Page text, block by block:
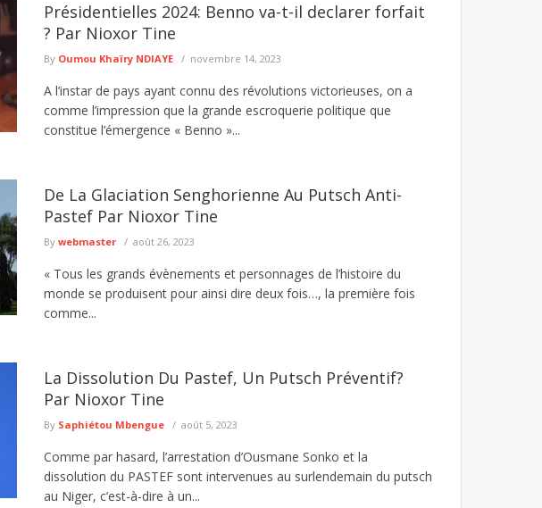
Présidentielles 2024: Benno va-t-il declarer forfait
? Par Nioxor Tine
By Oumou Khaïry NDIAYE novembre 14, 2023
A l’instar de pays ayant connu des révolutions victorieuses, on a
comme l’impression que la grande escroquerie politique que
constitue l’émergence « Benno »...
De La Glaciation Senghorienne Au Putsch Anti-
Pastef Par Nioxor Tine
By webmaster août 26, 2023
« Tous les grands évènements et personnages de l’histoire du
monde se produisent pour ainsi dire deux fois…, la première fois
comme...
La Dissolution Du Pastef, Un Putsch Préventif?
Par Nioxor Tine
By Saphiétou Mbengue août 5, 2023
Comme par hasard, l’arrestation d’Ousmane Sonko et la
dissolution du PASTEF sont intervenues au surlendemain du putsch
au Niger, c’est-à-dire à un...